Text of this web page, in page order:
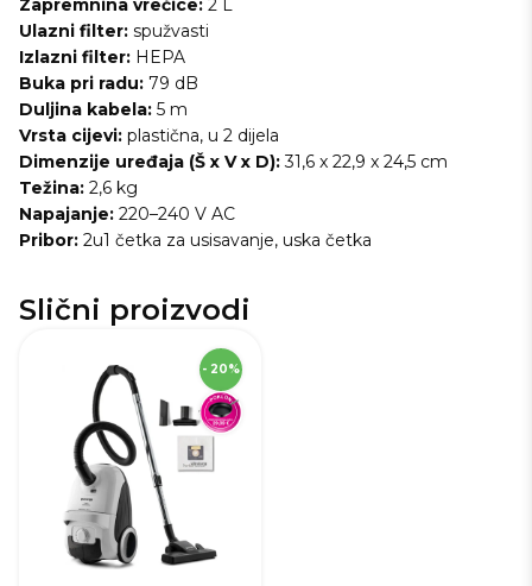
Zapremnina vrećice: 2 L
Ulazni filter: spužvasti
Izlazni filter: HEPA
Buka pri radu: 79 dB
Duljina kabela: 5 m
Vrsta cijevi: plastična, u 2 dijela
Dimenzije uređaja (Š x V x D):31,6 x 22,9 x 24,5 cm
Težina: 2,6 kg
Napajanje: 220–240 V AC
Pribor: 2u1 četka za usisavanje, uska četka
Slični proizvodi
- 20%